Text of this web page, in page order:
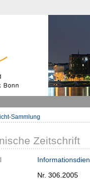
Sammlung
Zeitschrift
Nr. 306.2005